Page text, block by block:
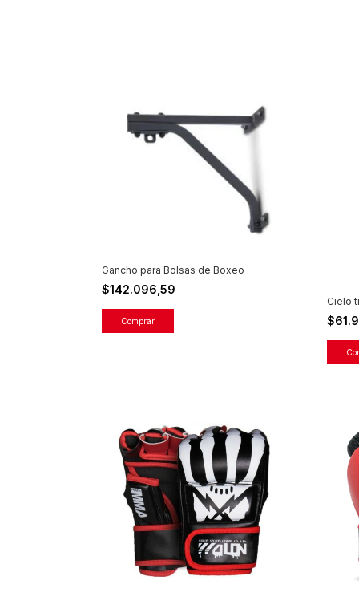
Gancho para Bolsas de Boxeo
$142.096,59
Cielo